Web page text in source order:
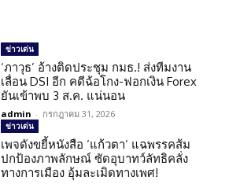
ข่าวเด่น
‘ภาวุธ’ อ้างติดประชุม กมธ.! ส่งทีมงาน
เลื่อน DSI อีก คดีฉ้อโกง-ฟอกเงิน Forex
ยันเข้าพบ 3 ส.ค. แน่นอน
admin - กรกฎาคม 31, 2026
ข่าวเด่น
เพจดังขยี้หนังสือ ‘แก้วตา’ แฉพรรคส้ม
ปกป้องภาพลักษณ์ ซัดอุบาทว์ลัทธิคลั่ง
ทางการเมือง อุ้มละเมิดทางเพศ!